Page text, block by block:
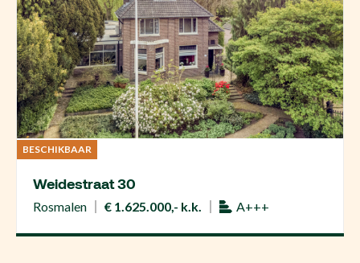
BESCHIKBAAR
Weidestraat 30
Rosmalen € 1.625.000,- k.k. A+++